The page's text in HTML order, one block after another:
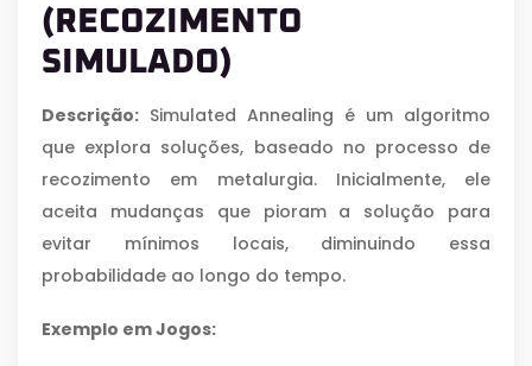
(RECOZIMENTO
SIMULADO)
Descrição: Simulated Annealing é um algoritmo
que explora soluções, baseado no processo de
recozimento em metalurgia. Inicialmente, ele
aceita mudanças que pioram a solução para
evitar mínimos locais, diminuindo essa
probabilidade ao longo do tempo.
Exemplo em Jogos: